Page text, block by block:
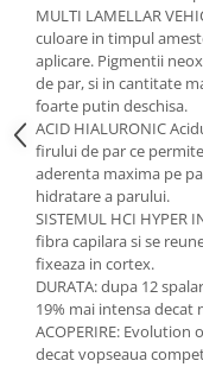
MULTI LAMELLAR
culoare in timpul
aplicare. Pigmentii
de par, si in cantitate
foarte putin deschisa.
ACID HIALURONIC
firului de par ce
aderenta maxima pe
hidratare a parului.
SISTEMUL HCI
fibra capilara si se
fixeaza in cortex.
DURATA: dupa 12
19% mai intensa
ACOPERIRE:
decat vopseaua